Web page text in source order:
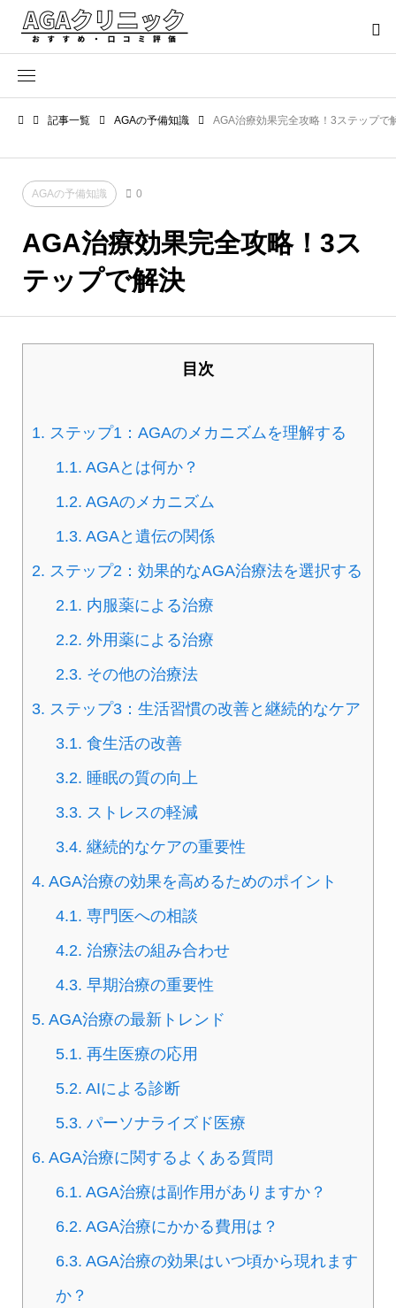
記事一覧 AGAの予備知識 AGA治療効果完全攻略！3ステップで
AGAの予備知識 0
AGA治療効果完全攻略！3ス
テップで解決
目次
1. ステップ1：AGAのメカニズムを理解する
1.1. AGAとは何か？
1.2. AGAのメカニズム
1.3. AGAと遺伝の関係
2. ステップ2：効果的なAGA治療法を選択する
2.1. 内服薬による治療
2.2. 外用薬による治療
2.3. その他の治療法
3. ステップ3：生活習慣の改善と継続的なケア
3.1. 食生活の改善
3.2. 睡眠の質の向上
3.3. ストレスの軽減
3.4. 継続的なケアの重要性
4. AGA治療の効果を高めるためのポイント
4.1. 専門医への相談
4.2. 治療法の組み合わせ
4.3. 早期治療の重要性
5. AGA治療の最新トレンド
5.1. 再生医療の応用
5.2. AIによる診断
5.3. パーソナライズド医療
6. AGA治療に関するよくある質問
6.1. AGA治療は副作用がありますか？
6.2. AGA治療にかかる費用は？
6.3. AGA治療の効果はいつ頃から現れます
か？